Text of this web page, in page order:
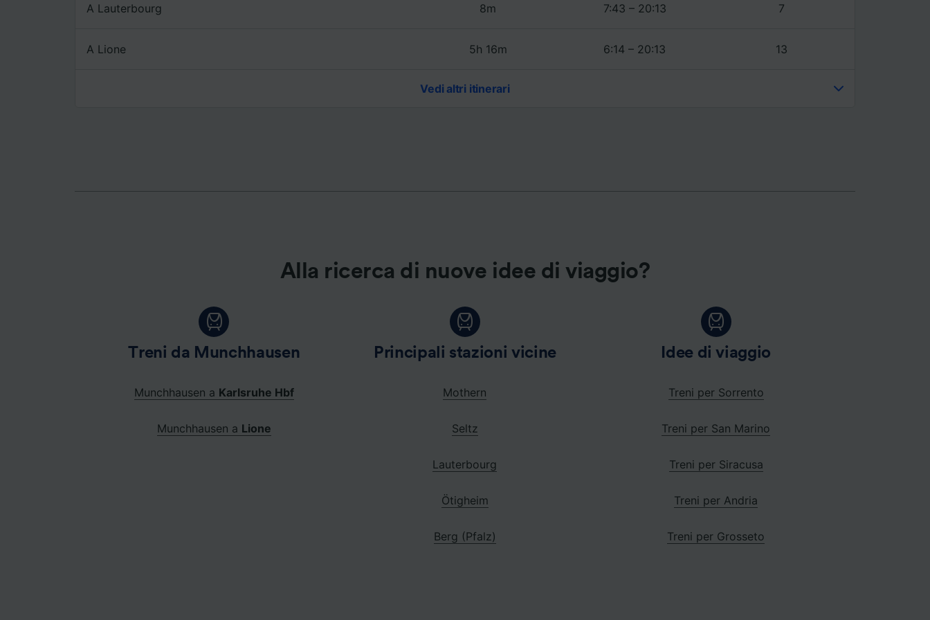
A Lauterbourg 8m 7:43 – 20:13 7
A Lione 5h 16m 6:14 – 20:13 13
Vedi altri itinerari
Alla ricerca di nuove idee di viaggio?
Treni da Munchhausen
Munchhausen a Karlsruhe Hbf
Munchhausen a Lione
Principali stazioni vicine
Mothern
Seltz
Lauterbourg
Ötigheim
Berg (Pfalz)
Idee di viaggio
Treni per Sorrento
Treni per San Marino
Treni per Siracusa
Treni per Andria
Treni per Grosseto